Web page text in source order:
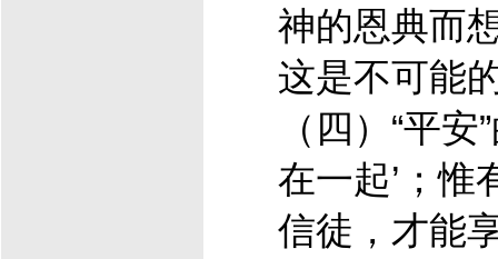
神的恩典而
这是不可能
（四）“平
在一起’；惟
信徒，才能